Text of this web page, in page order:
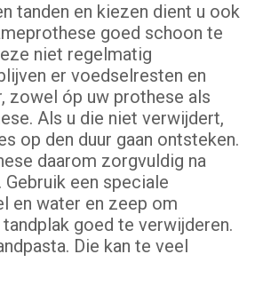
tanden en kiezen dient u ook
goed schoon te
niet regelmatig
er voedselresten en
zowel óp uw prothese als
Als u die niet verwijdert,
op den duur gaan ontsteken.
daarom zorgvuldig na
een speciale
en water en zeep om
goed te verwijderen.
Die kan te veel